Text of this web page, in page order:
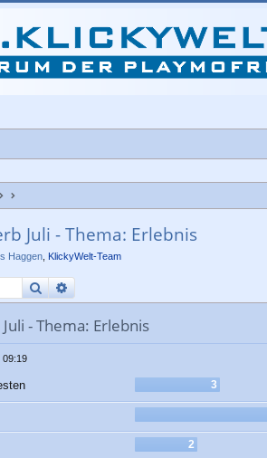
Juli - Thema: Erlebnis
Haggen KlickyWelt-Team
SucheErweiterte Suche
- Thema: Erlebnis
09:19
3
2